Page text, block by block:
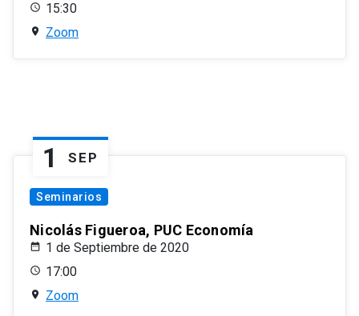
15:30
Zoom
1 SEP
Seminarios
Nicolás Figueroa, PUC Economía
1 de Septiembre de 2020
17:00
Zoom